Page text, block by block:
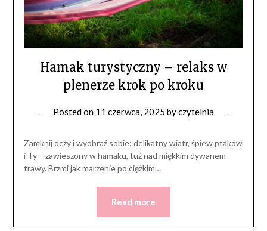
Hamak turystyczny – relaks w
plenerze krok po kroku
Posted on 11 czerwca, 2025 byczytelnia
Zamknij oczy i wyobraź sobie: delikatny wiatr, śpiew ptaków
i Ty – zawieszony w hamaku, tuż nad miękkim dywanem
trawy. Brzmi jak marzenie po ciężkim…
Read more